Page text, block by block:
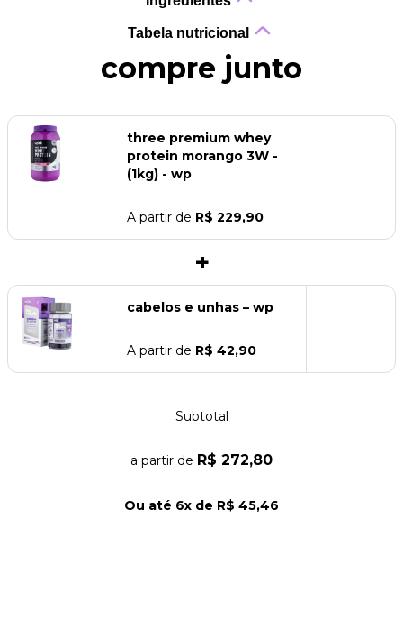
Tabela nutricional
compre junto
three premium whey
protein morango 3W -
(1kg) - wp
A partir de R$ 229,90
+
cabelos e unhas – wp
A partir de R$ 42,90
Subtotal
a partir de R$ 272,80
Ou até 6x de R$ 45,46